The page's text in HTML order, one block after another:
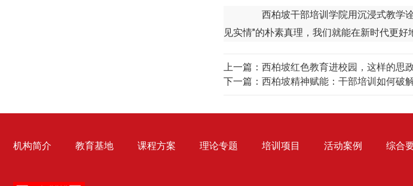
西柏坡干部培训学院用沉浸式教学诠
见实情"的朴素真理，我们就能在新时代更好
上一篇： 西柏坡红色教育进校园，这样的思
下一篇： 西柏坡精神赋能：干部培训如何破
机构简介 教育基地 课程方案 理论专题 培训项目 活动案例 综合